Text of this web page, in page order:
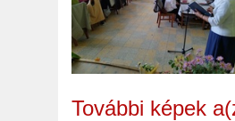
További képek